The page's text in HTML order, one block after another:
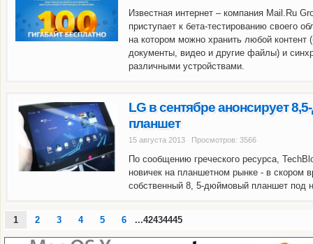
Известная интернет – компания Mail.Ru
приступает к бета-тестированию своего
на котором можно хранить любой контент
документы, видео и другие файлы) и
различными устройствами.
LG в сентябре анонсирует
планшет
15 августа 2013 Просмотров: 3566
По сообщению греческого ресурса,
новичек на планшетном рынке - в скором
собственный 8, 5-дюймовый планшет под
1 2 3 4 5 6 ...42434445